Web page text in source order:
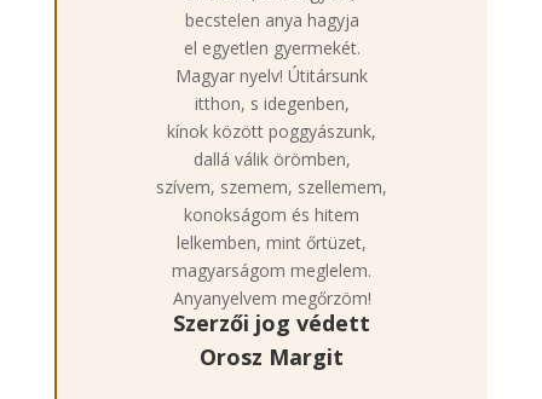
becstelen anya hagyja
el egyetlen gyermekét.
Magyar nyelv! Útitársunk
itthon, s idegenben,
kínok között poggyászunk,
dallá válik örömben,
szívem, szemem, szellemem,
konokságom és hitem
lelkemben, mint őrtüzet,
magyarságom meglelem.
Anyanyelvem megőrzöm!
Szerzői jog védett
Orosz Margit